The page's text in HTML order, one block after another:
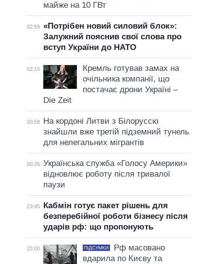
майже на 10 ГВт
02:59 «Потрібен новий силовий блок»:
Залужний пояснив свої слова про
вступ України до НАТО
02:15
Кремль готував замах на
очільника компанії, що
постачає дрони Україні –
Die Zeit
00:58
На кордоні Литви з Білоруссю
знайшли вже третій підземний тунель
для нелегальних мігрантів
00:26 Українська служба «Голосу Америки»
відновлює роботу після тривалої
паузи
23:45
Кабмін готує пакет рішень для
безперебійної роботи бізнесу після
ударів рф: що пропонують
23:00 ПІДСУМКИ
Рф масовано
вдарила по Києву та